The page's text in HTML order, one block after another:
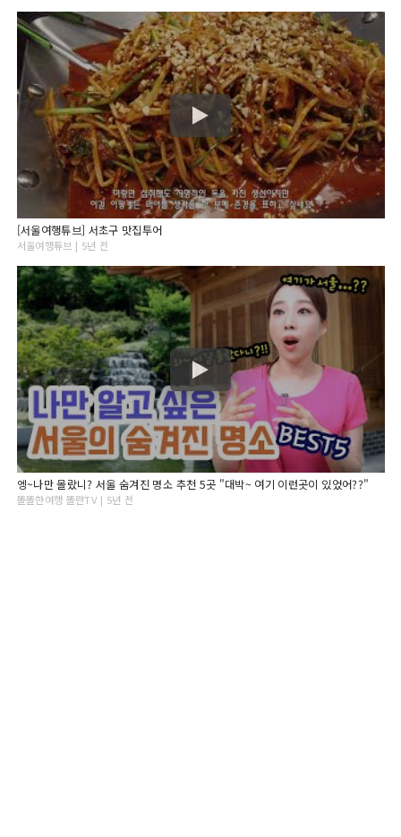
[서울여행튜브] 서초구 맛집투어
서울여행튜브 | 5년 전
엥~나만 몰랐니? 서울 숨겨진 명소 추천 5곳 "대박~ 여기 이런곳이 있었어??"
똘똘한여행 똘란TV | 5년 전